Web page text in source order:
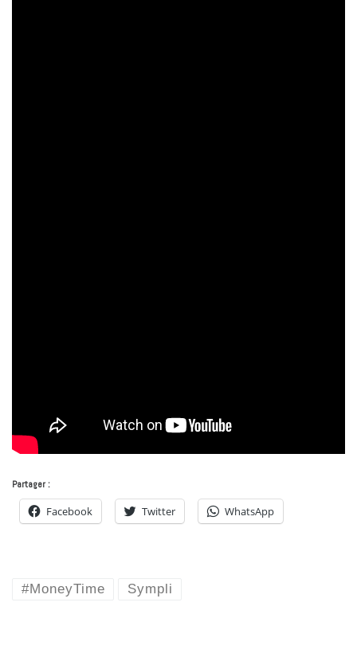
Partager :
Facebook Twitter WhatsApp
#MoneyTime Sympli